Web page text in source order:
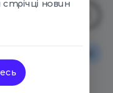
новин